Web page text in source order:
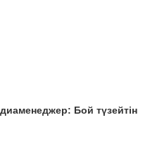
Бой түзейтін